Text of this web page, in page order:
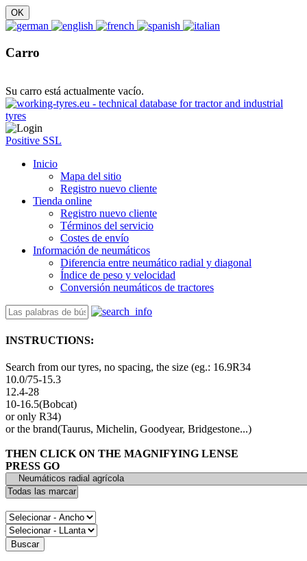
Carro
Su carro está actualmente vacío.
Positive SSL
Inicio
Mapa del sitio
Registro nuevo cliente
Tienda online
Registro nuevo cliente
Términos del servicio
Costes de envío
Información de neumáticos
Diferencia entre neumático radial y diagonal
Índice de peso y velocidad
Conversión neumáticos de tractores
INSTRUCTIONS:
Search from our tyres, no spacing, the size (eg.: 16.9R34
10.0/75-15.3
12.4-28
10-16.5(Bobcat)
or only R34)
or the brand(Taurus, Michelin, Goodyear, Bridgestone...)
THEN CLICK ON THE MAGNIFYING LENSE
PRESS GO